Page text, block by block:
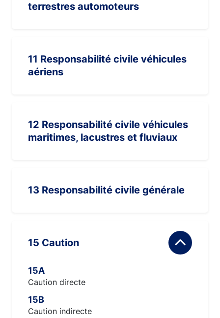
terrestres automoteurs
11 Responsabilité civile véhicules
aériens
12 Responsabilité civile véhicules
maritimes, lacustres et fluviaux
13 Responsabilité civile générale
15 Caution
15A
Caution directe
15B
Caution indirecte